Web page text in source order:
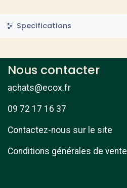
Specifications
Nous contacter
achats@ecox.fr
09 72 17 16 37
Contactez-nous sur le site
Conditions générales de vente